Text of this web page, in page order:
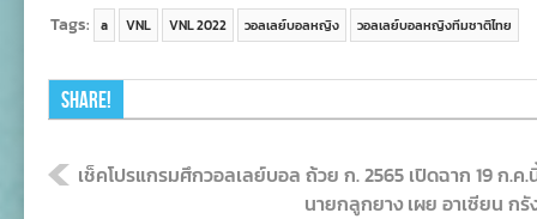
Tags: a VNL VNL 2022 วอลเลย์บอลหญิง วอลเลย์บอลหญิงทีมชาติไทย
Share!
เช็คโปรแกรมศึกวอลเลย์บอล ถ้วย ก. 2565 เปิดฉาก 19 ก.ค.
นายกลูกยาง เผย อาเซียน ก